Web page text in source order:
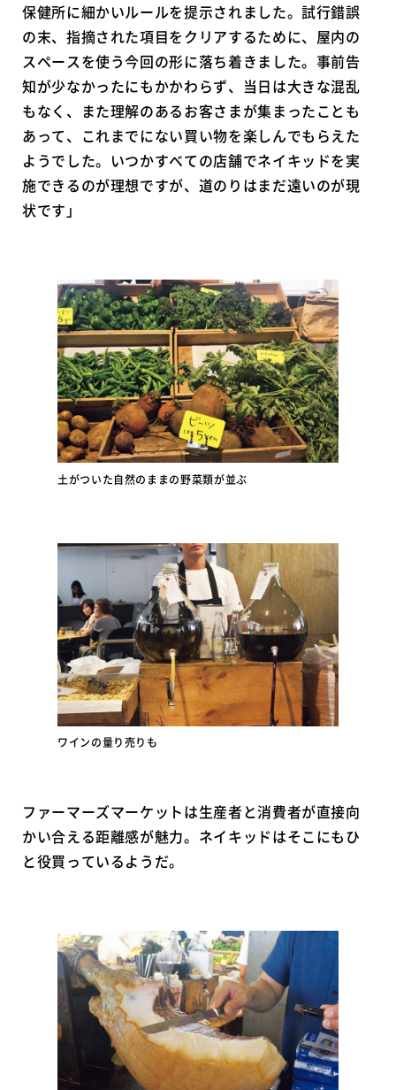
保健所に細かいルールを提示されました。試行錯誤
の末、指摘された項目をクリアするために、屋内の
スペースを使う今回の形に落ち着きました。事前告
知が少なかったにもかかわらず、当日は大きな混乱
もなく、また理解のあるお客さまが集まったことも
あって、これまでにない買い物を楽しんでもらえた
ようでした。いつかすべての店舗でネイキッドを実
施できるのが理想ですが、道のりはまだ遠いのが現
状です」
土がついた自然のままの野菜類が並ぶ
ワインの量り売りも
ファーマーズマーケットは生産者と消費者が直接向
かい合える距離感が魅力。ネイキッドはそこにもひ
と役買っているようだ。